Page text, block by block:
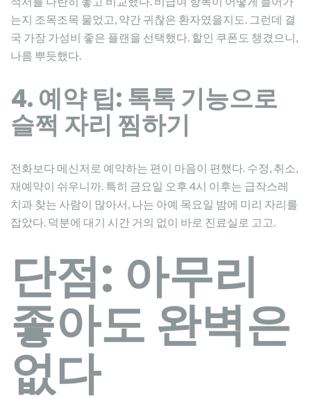
는지 조목조목 물었고, 약간 귀찮은 환자였을지도. 그런데 결
국 가장 가성비 좋은 플랜을 선택했다. 할인 쿠폰도 챙겼으니,
나름 뿌듯했다.
4. 예약 팁: 톡톡 기능으로
슬쩍 자리 찜하기
전화보다 메신저로 예약하는 편이 마음이 편했다. 수정, 취소,
재예약이 쉬우니까. 특히 금요일 오후 4시 이후는 급작스레
치과 찾는 사람이 많아서, 나는 아예 목요일 밤에 미리 자리를
잡았다. 덕분에 대기 시간 거의 없이 바로 진료실로 고고.
단점: 아무리
좋아도 완벽은
없다